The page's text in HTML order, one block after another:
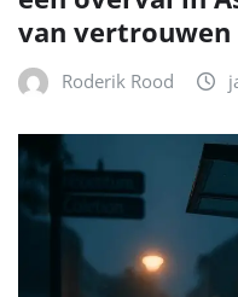
van vertrouwen
Roderik Rood